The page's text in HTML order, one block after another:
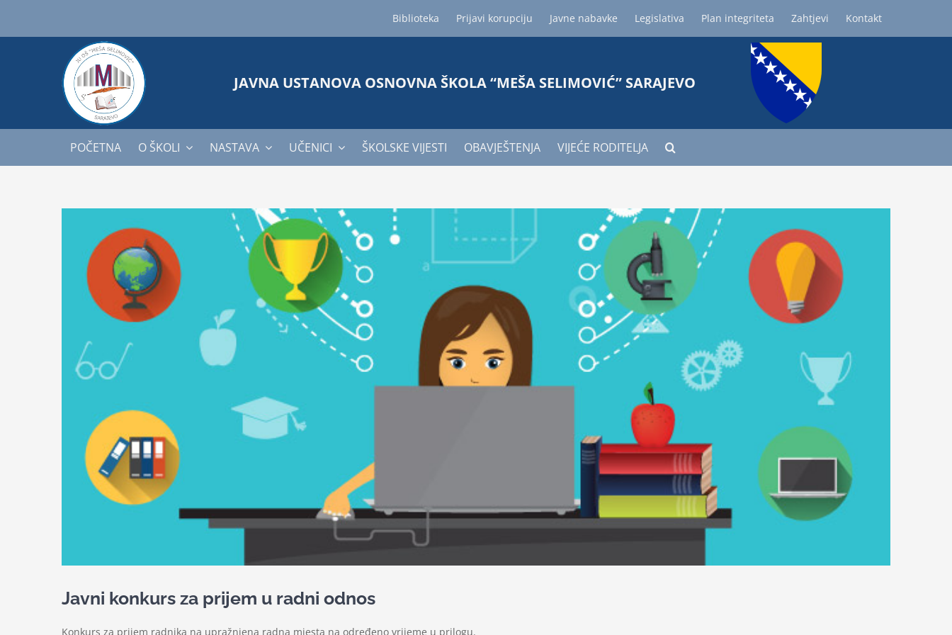
Biblioteka Prijavi korupciju Javne nabavke Legislativa Plan integriteta Zahtjevi Kontakt
JAVNA USTANOVA OSNOVNA ŠKOLA “MEŠA SELIMOVIĆ” SARAJEVO
POČETNA O ŠKOLI NASTAVA UČENICI ŠKOLSKE VIJESTI OBAVJEŠTENJA VIJEĆE RODITELJA
Image
Javni konkurs za prijem u radni odnos
Konkurs za prijem radnika na upražnjena radna mjesta na određeno vrijeme u prilogu.